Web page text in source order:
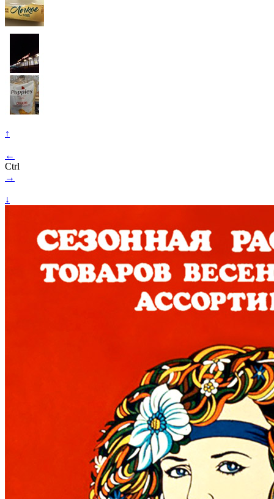
↑
←
Ctrl
→
↓